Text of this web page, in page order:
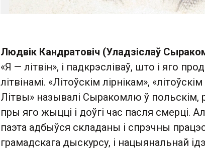
Людвік Кандратовіч (Уладзіслаў
«Я — літвін», і падкрэсліваў, што і яго
літвінамі. «Літоўскім лірнікам»,
Літвы» называлі Сыракомлю ў польскім,
пры яго жыцці і доўгі час пасля смерці.
паэта адбыўся складаны і спрэчны
грамадскага дыскурсу, і нацыянальнай